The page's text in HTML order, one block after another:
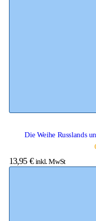
Die Weihe Russlands
13,95 € inkl. MwSt